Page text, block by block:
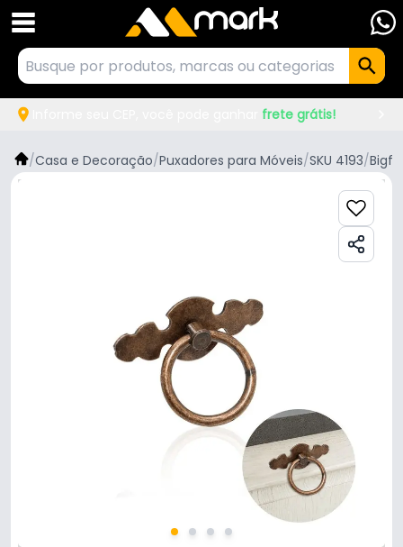
frete grátis!
/Casa e Decoração/Puxadores para Móveis/SKU 4193/